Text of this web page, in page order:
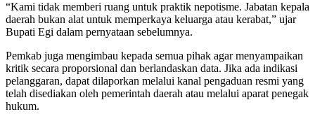
“Kami tidak memberi ruang untuk praktik nepotisme. Jabatan kepala
daerah bukan alat untuk memperkaya keluarga atau kerabat,” ujar
Bupati Egi dalam pernyataan sebelumnya.
Pemkab juga mengimbau kepada semua pihak agar menyampaikan
kritik secara proporsional dan berlandaskan data. Jika ada indikasi
pelanggaran, dapat dilaporkan melalui kanal pengaduan resmi yang
telah disediakan oleh pemerintah daerah atau melalui aparat penegak
hukum.